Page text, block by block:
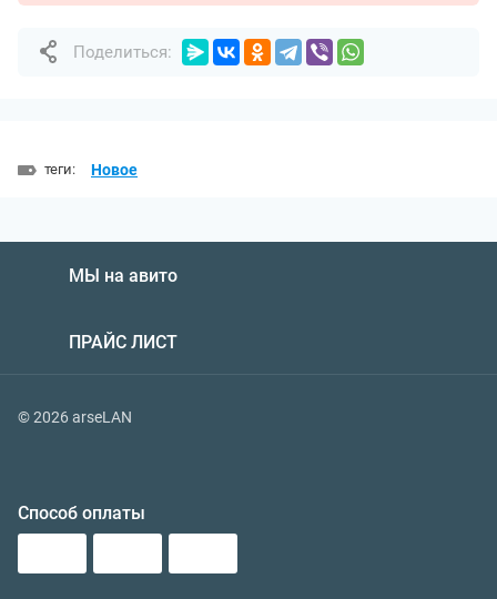
Поделиться:
теги: Новое
МЫ на авито
ПРАЙС ЛИСТ
© 2026 arseLAN
Способ оплаты